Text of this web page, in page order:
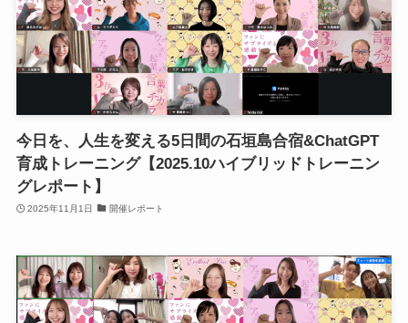
今日を、人生を変える5日間の石垣島合宿&ChatGPT
育成トレーニング【2025.10ハイブリッドトレーニン
グレポート】
2025年11月1日 開催レポート